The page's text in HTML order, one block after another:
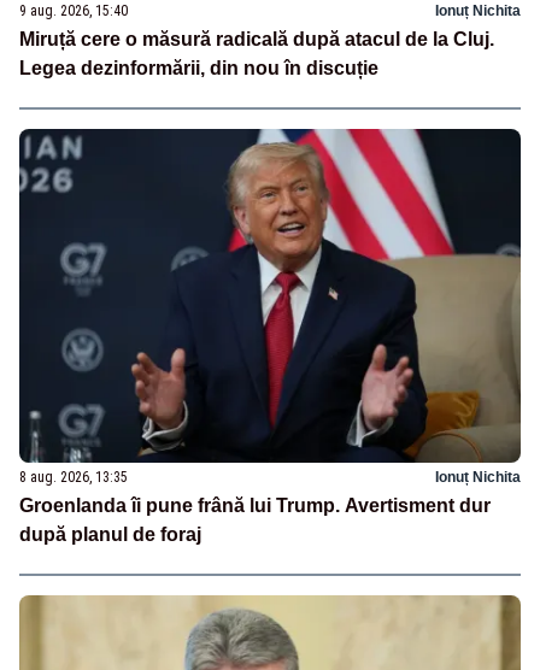
9 aug. 2026, 15:40 Ionuț Nichita
Miruță cere o măsură radicală după atacul de la Cluj.
Legea dezinformării, din nou în discuție
8 aug. 2026, 13:35 Ionuț Nichita
Groenlanda îi pune frână lui Trump. Avertisment dur
după planul de foraj